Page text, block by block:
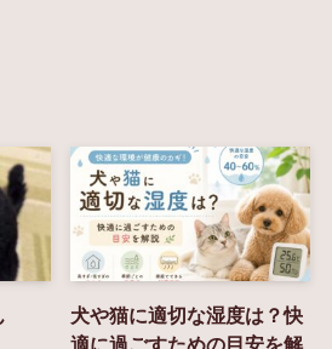
犬や猫に適切な湿度は？快
適に過ごすための目安を解